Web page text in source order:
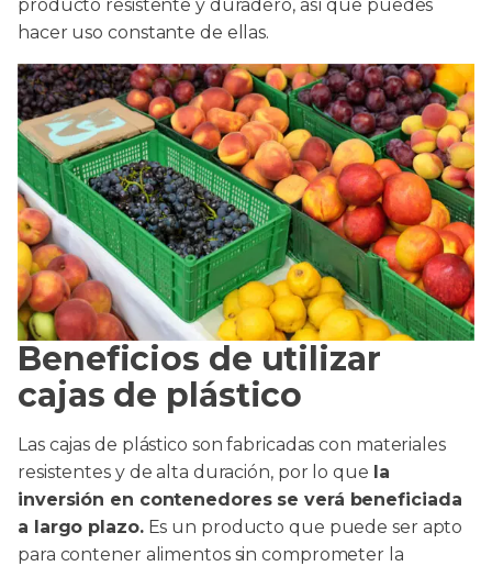
producto resistente y duradero, así que puedes
hacer uso constante de ellas.
Beneficios de utilizar
cajas de plástico
Las cajas de plástico son fabricadas con materiales
resistentes y de alta duración, por lo que la
inversión en contenedores se verá beneficiada
a largo plazo.Es un producto que puede ser apto
para contener alimentos sin comprometer la